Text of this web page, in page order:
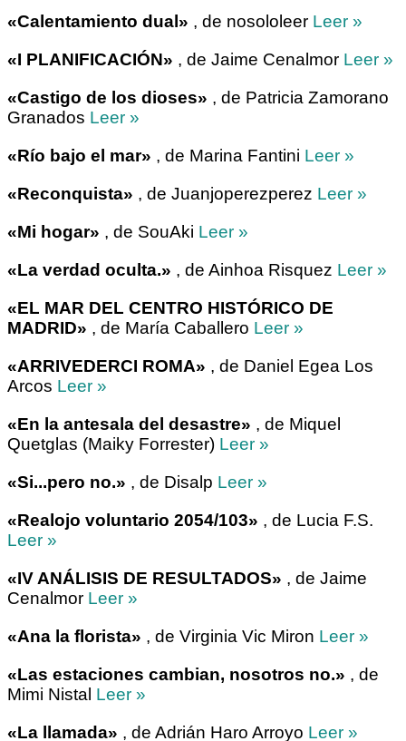
«Calentamiento dual» , de nosololeer Leer »
«I PLANIFICACIÓN» , de Jaime Cenalmor Leer »
«Castigo de los dioses» , de Patricia Zamorano
Granados Leer »
«Río bajo el mar» , de Marina Fantini Leer »
«Reconquista» , de Juanjoperezperez Leer »
«Mi hogar» , de SouAki Leer »
«La verdad oculta.» , de Ainhoa Risquez Leer »
«EL MAR DEL CENTRO HISTÓRICO DE
MADRID» , de María Caballero Leer »
«ARRIVEDERCI ROMA» , de Daniel Egea Los
Arcos Leer »
«En la antesala del desastre» , de Miquel
Quetglas (Maiky Forrester) Leer »
«Si...pero no.» , de Disalp Leer »
«Realojo voluntario 2054/103» , de Lucia F.S.
Leer »
«IV ANÁLISIS DE RESULTADOS» , de Jaime
Cenalmor Leer »
«Ana la florista» , de Virginia Vic Miron Leer »
«Las estaciones cambian, nosotros no.» , de
Mimi Nistal Leer »
«La llamada» , de Adrián Haro Arroyo Leer »